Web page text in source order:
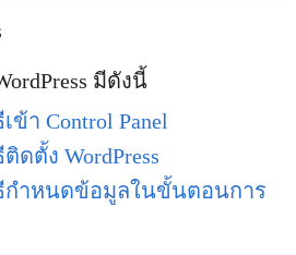
มีดังนี้
า Control Panel
ตั้ง WordPress
กำหนดข้อมูลในขั้นตอนการ